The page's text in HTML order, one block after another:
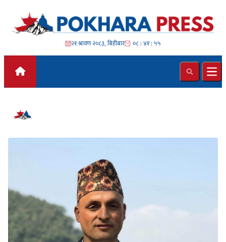
Skip to content
२१ श्रावण २०८३, बिहीबार ०८ : ४१ : ५५
Search